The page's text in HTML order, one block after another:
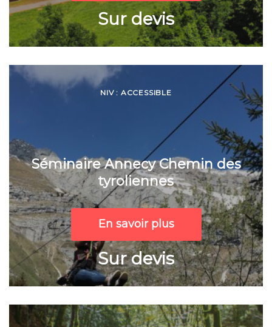
Sur devis
NIV : ACCESSIBLE
Séminaire Annecy Chemin des
tyroliennes
En savoir plus
Sur devis